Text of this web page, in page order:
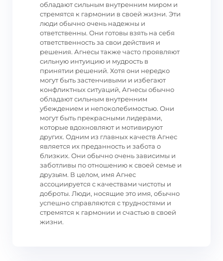
обладают сильным внутренним миром и
стремятся к гармонии в своей жизни. Эти
люди обычно очень надежны и
ответственны. Они готовы взять на себя
ответственность за свои действия и
решения. Агнесы также часто проявляют
сильную интуицию и мудрость в
принятии решений. Хотя они нередко
могут быть застенчивыми и избегают
конфликтных ситуаций, Агнесы обычно
обладают сильным внутренним
убеждением и непоколебимостью. Они
могут быть прекрасными лидерами,
которые вдохновляют и мотивируют
других. Одним из главных качеств Агнес
является их преданность и забота о
близких. Они обычно очень зависимы и
заботливы по отношению к своей семье и
друзьям. В целом, имя Агнес
ассоциируется с качествами чистоты и
доброты. Люди, носящие это имя, обычно
успешно справляются с трудностями и
стремятся к гармонии и счастью в своей
жизни.